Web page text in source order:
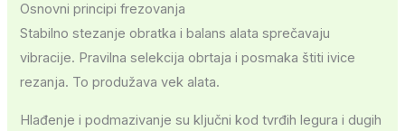
Osnovni principi frezovanja
Stabilno stezanje obratka i balans alata sprečavaju
vibracije. Pravilna selekcija obrtaja i posmaka štiti ivice
rezanja. To produžava vek alata.
Hlađenje i podmazivanje su ključni kod tvrđih legura i dugih